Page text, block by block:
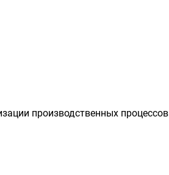
производственных процессов